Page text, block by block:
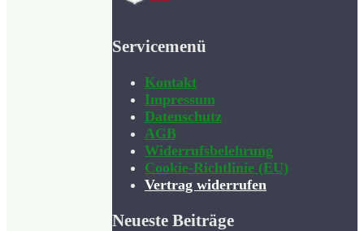
Servicemenü
Kontakt
Impressum
Datenschutz
AGB
Widerrufsbelehrung
Cookie-Richtlinie (EU)
Vertrag widerrufen
Neueste Beiträge